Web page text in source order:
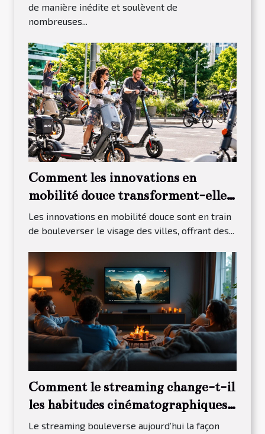
de manière inédite et soulèvent de
nombreuses...
Comment les innovations en
mobilité douce transforment-elles
nos villes ?
Les innovations en mobilité douce sont en train
de bouleverser le visage des villes, offrant des...
Comment le streaming change-t-il
les habitudes cinématographiques
?
Le streaming bouleverse aujourd’hui la façon